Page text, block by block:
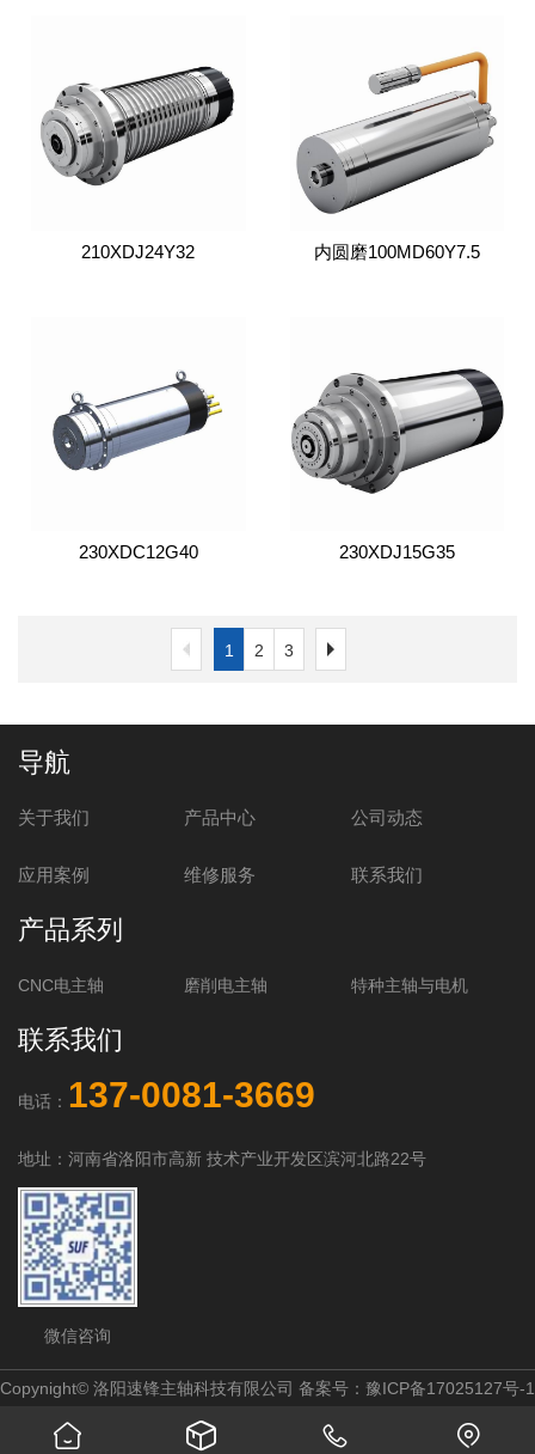
210XDJ24Y32 内圆磨100MD60Y7.5
230XDC12G40 230XDJ15G35
1 2 3
导航
关于我们 产品中心 公司动态
应用案例 维修服务 联系我们
产品系列
CNC电主轴 磨削电主轴 特种主轴与电机
联系我们
电话： 137-0081-3669
地址：河南省洛阳市高新 技术产业开发区滨河北路22号
微信咨询
Copynight© 洛阳速锋主轴科技有限公司 备案号： 豫ICP备17025127号-1
   